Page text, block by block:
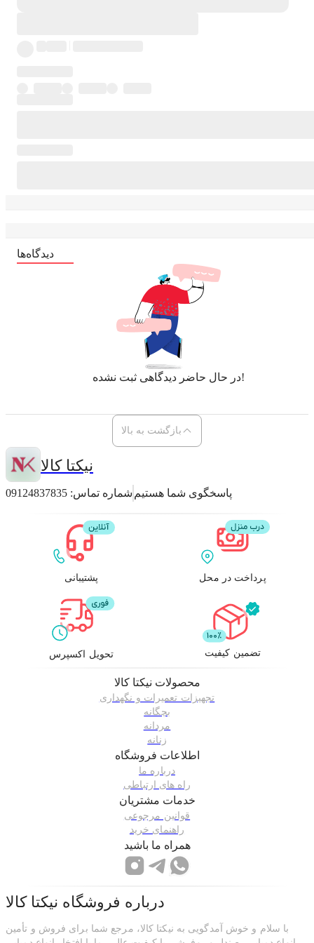
دیدگاه‌ها
در حال حاضر دیدگاهی ثبت نشده!
نیکتا کالا
شماره تماس: 09124837835 پاسخگوی شما هستیم
بازگشت به بالا
پشتیبانی پرداخت در محل
تحویل اکسپرس تضمین کیفیت
محصولات نیکتا کالا
تجهیزات تعمیرات و نگهداری
بچگانه
مردانه
زنانه
اطلاعات فروشگاه
درباره ما
راه های ارتباطی
خدمات مشتریان
قوانین مرجوعی
راهنمای خرید
همراه ما باشید
درباره فروشگاه نیکتا کالا
با سلام و خوش آمدگویی به نیکتا کالا، مرجع شما برای فروش و تأمین